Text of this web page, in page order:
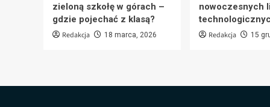
zieloną szkołę w górach –
gdzie pojechać z klasą?
Redakcja 18 marca, 2026
nowoczesnych
Redakcja 15